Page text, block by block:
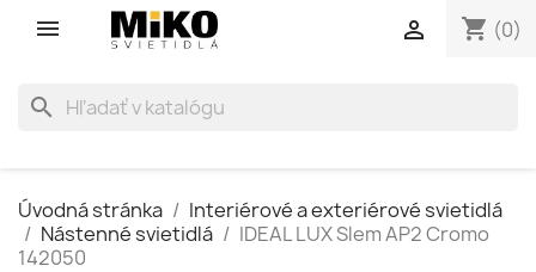
shopping_cart (0)

search
Úvodná stránka
Interiérové a exteriérové svietidlá
Nástenné svietidlá
IDEAL LUX Slem AP2 Cromo
142050